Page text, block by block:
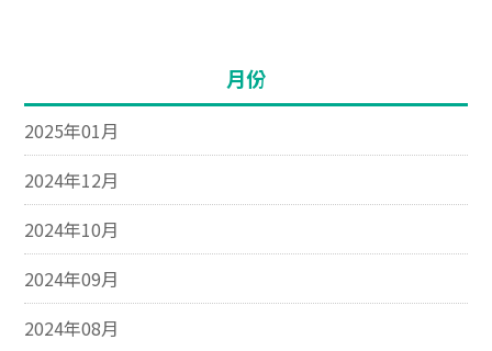
月份
2025年01月
2024年12月
2024年10月
2024年09月
2024年08月